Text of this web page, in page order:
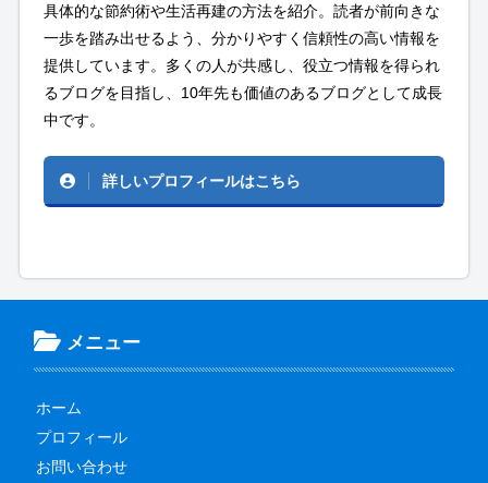
具体的な節約術や生活再建の方法を紹介。読者が前向きな
一歩を踏み出せるよう、分かりやすく信頼性の高い情報を
提供しています。多くの人が共感し、役立つ情報を得られ
るブログを目指し、10年先も価値のあるブログとして成長
中です。
詳しいプロフィールはこちら
メニュー
ホーム
プロフィール
お問い合わせ